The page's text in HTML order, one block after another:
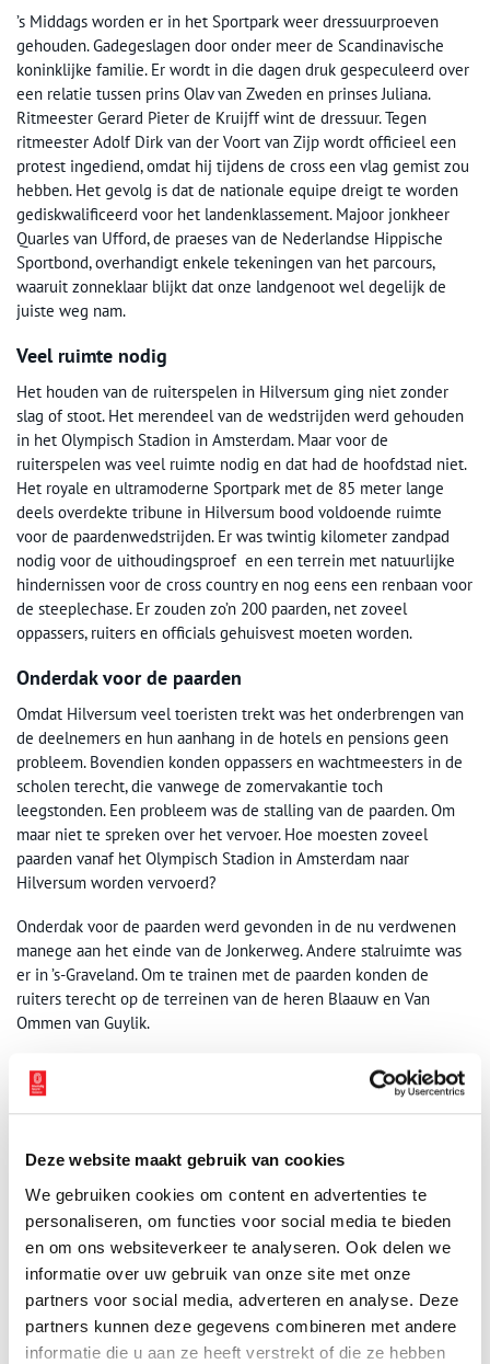
Deze website maakt gebruik van cookies
We gebruiken cookies om content en advertenties te
personaliseren, om functies voor social media te bieden
en om ons websiteverkeer te analyseren. Ook delen we
informatie over uw gebruik van onze site met onze
partners voor social media, adverteren en analyse. Deze
partners kunnen deze gegevens combineren met andere
informatie die u aan ze heeft verstrekt of die ze hebben
’s Middags worden er in het Sportpark weer dressuurproeven
gehouden. Gadegeslagen door onder meer de Scandinavische
koninklijke familie. Er wordt in die dagen druk gespeculeerd over
een relatie tussen prins Olav van Zweden en prinses Juliana.
Ritmeester Gerard Pieter de Kruijff wint de dressuur. Tegen
ritmeester Adolf Dirk van der Voort van Zijp wordt officieel een
protest ingediend, omdat hij tijdens de cross een vlag gemist zou
hebben. Het gevolg is dat de nationale equipe dreigt te worden
gediskwalificeerd voor het landenklassement. Majoor jonkheer
Quarles van Ufford, de praeses van de Nederlandse Hippische
Sportbond, overhandigt enkele tekeningen van het parcours,
waaruit zonneklaar blijkt dat onze landgenoot wel degelijk de
juiste weg nam.
Veel ruimte nodig
Het houden van de ruiterspelen in Hilversum ging niet zonder
slag of stoot. Het merendeel van de wedstrijden werd gehouden
in het Olympisch Stadion in Amsterdam. Maar voor de
ruiterspelen was veel ruimte nodig en dat had de hoofdstad niet.
Het royale en ultramoderne Sportpark met de 85 meter lange
deels overdekte tribune in Hilversum bood voldoende ruimte
voor de paardenwedstrijden. Er was twintig kilometer zandpad
nodig voor de uithoudingsproef en een terrein met natuurlijke
hindernissen voor de cross country en nog eens een renbaan voor
de steeplechase. Er zouden zo’n 200 paarden, net zoveel
oppassers, ruiters en officials gehuisvest moeten worden.
Onderdak voor de paarden
Omdat Hilversum veel toeristen trekt was het onderbrengen van
de deelnemers en hun aanhang in de hotels en pensions geen
probleem. Bovendien konden oppassers en wachtmeesters in de
scholen terecht, die vanwege de zomervakantie toch
leegstonden. Een probleem was de stalling van de paarden. Om
maar niet te spreken over het vervoer. Hoe moesten zoveel
paarden vanaf het Olympisch Stadion in Amsterdam naar
Hilversum worden vervoerd?
Onderdak voor de paarden werd gevonden in de nu verdwenen
manege aan het einde van de Jonkerweg. Andere stalruimte was
er in ’s-Graveland. Om te trainen met de paarden konden de
ruiters terecht op de terreinen van de heren Blaauw en Van
Ommen van Guylik.